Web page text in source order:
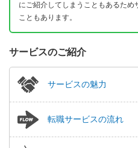
にご紹介してしまうこともあるた
こともあります。
サービスのご紹介
サービスの魅力
転職サービスの流れ